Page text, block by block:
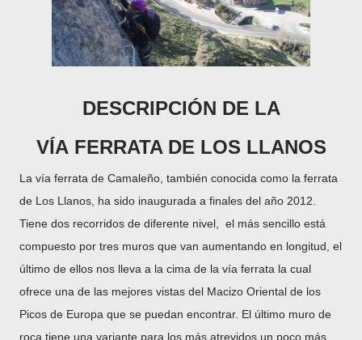
DESCRIPCIÓN DE LA
VÍA FERRATA DE LOS LLANOS
La vía ferrata de Camaleño, también conocida como la ferrata
de Los Llanos, ha sido inaugurada a finales del año 2012.
Tiene dos recorridos de diferente nivel, el más sencillo está
compuesto por tres muros que van aumentando en longitud, el
último de ellos nos lleva a la cima de la vía ferrata la cual
ofrece una de las mejores vistas del Macizo Oriental de los
Picos de Europa que se puedan encontrar. El último muro de
roca tiene una variante para los más atrevidos un poco más